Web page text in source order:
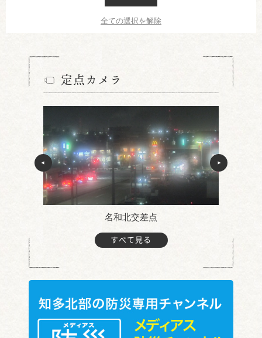
全ての選択を解除
定点カメラ
名和北交差点
すべて見る